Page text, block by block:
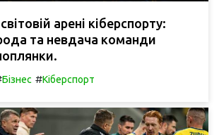
арені кіберспорту:
та невдача команди
Бізнес #Кіберспорт